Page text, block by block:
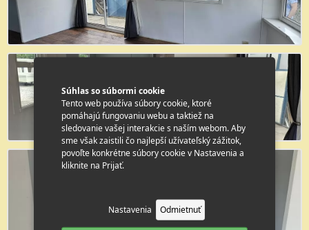
Súhlas so súbormi cookie
Tento web používa súbory cookie, ktoré
pomáhajú fungovaniu webu a taktiež na
sledovanie vašej interakcie s naším webom. Aby
sme však zaistili čo najlepší užívateľský zážitok,
povoľte konkrétne súbory cookie v Nastavenia a
kliknite na Prijať.
Nastavenia Odmietnuť